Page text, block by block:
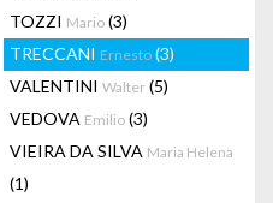
TOZZI Mario (3)
TRECCANI Ernesto (3)
VALENTINI Walter (5)
VEDOVA Emilio (3)
VIEIRA DA SILVA Maria Helena
(1)